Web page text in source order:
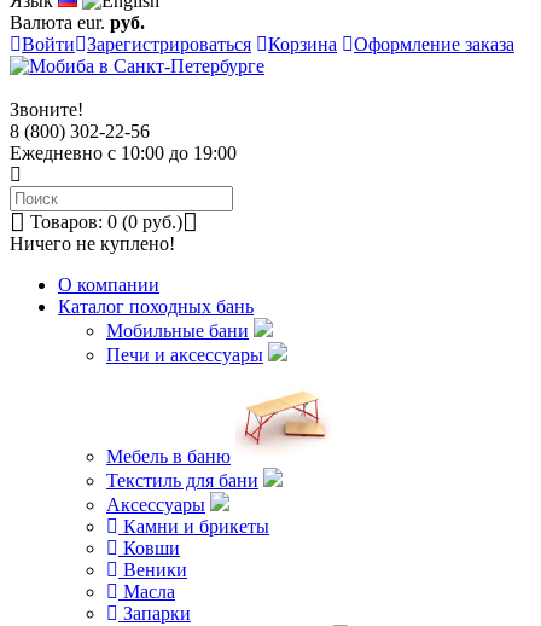
Валюта eur. руб.
Войти
Зарегистрироваться Корзина Оформление заказа
Звоните!
8 (800) 302-22-56
Ежедневно с 10:00 до 19:00
Товаров: 0 (0 руб.)
Ничего не куплено!
О компании
Каталог походных бань
Мобильные бани
Печи и аксессуары
Мебель в баню
Текстиль для бани
Аксессуары
Камни и брикеты
Ковши
Веники
Масла
Запарки